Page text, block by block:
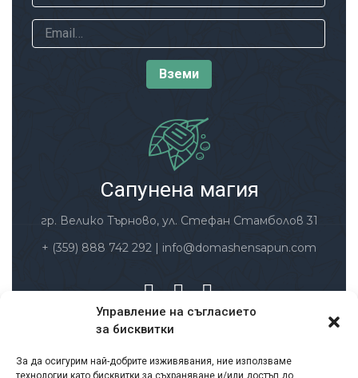
Управление на съгласието
за бисквитки
За да осигурим най-добрите изживявания, ние използваме
технологии като бисквитки за съхраняване и/или достъп до
Сапунена магия
гр. Велико Търново, ул. Стефан Стамболов 31
+ (359) 888 742 292 | info@domashensapun.com
Заплащане и доставка
Условия за ползване